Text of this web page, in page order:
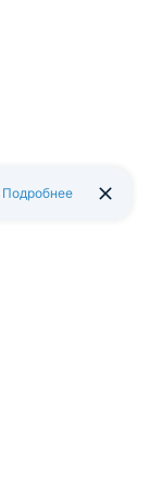
Подробнее